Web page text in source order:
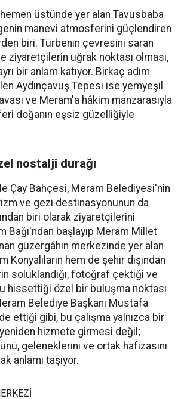
üstünde yer alan Tavusbaba
manevi atmosferini güçlendiren
biri. Türbenin çevresini saran
ziyaretçilerin uğrak noktası olması,
bir anlam katıyor. Birkaç adım
Aydınçavuş Tepesi ise yemyeşil
ve Meram'a hâkim manzarasıyla
doğanın eşsiz güzelliğiyle
nostalji durağı
Çay Bahçesi, Meram Belediyesi'nin
ve gezi destinasyonunun da
biri olarak ziyaretçilerini
Bağı'ndan başlayıp Meram Millet
güzergâhın merkezinde yer alan
Konyalıların hem de şehir dışından
soluklandığı, fotoğraf çektiği ve
hissettiği özel bir buluşma noktası
Belediye Başkanı Mustafa
ettiği gibi, bu çalışma yalnızca bir
hizmete girmesi değil;
geleneklerini ve ortak hafızasını
anlamı taşıyor.